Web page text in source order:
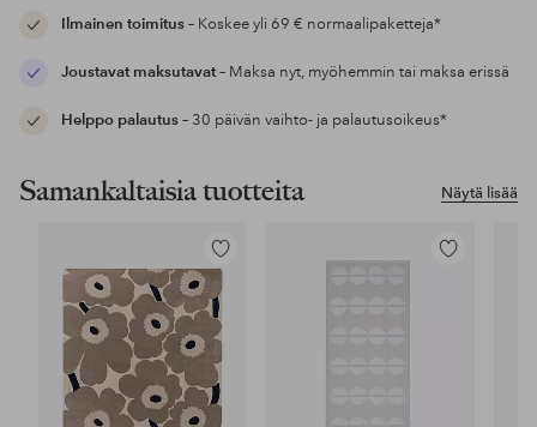
Ilmainen toimitus– Koskee yli 69 € normaalipaketteja*
Joustavat maksutavat– Maksa nyt, myöhemmin tai maksa erissä
Helppo palautus– 30 päivän vaihto- ja palautusoikeus*
Näytä lisää
Samankaltaisia tuotteita
Lisää
suosikkeihin
Lisää